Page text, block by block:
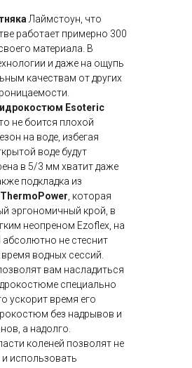
Лаймстоун, что
работает примерно 300
материала. В
и даже на ощупь
качествам от других
Esoteric
не боится плохой
на воде, избегая
воде будут
в 5/3 мм хватит даже
подкладка из
ThermoPower, которая
эргономичный крой, в
неопреном Ezoflex, на
не стеснит
водных сессий.
вам насладиться
специально
ускорит время его
без надрывов и
а надолго.
коленей позволят не
использовать